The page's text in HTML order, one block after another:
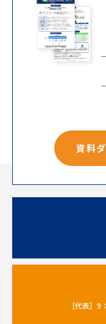
資料
［代表］